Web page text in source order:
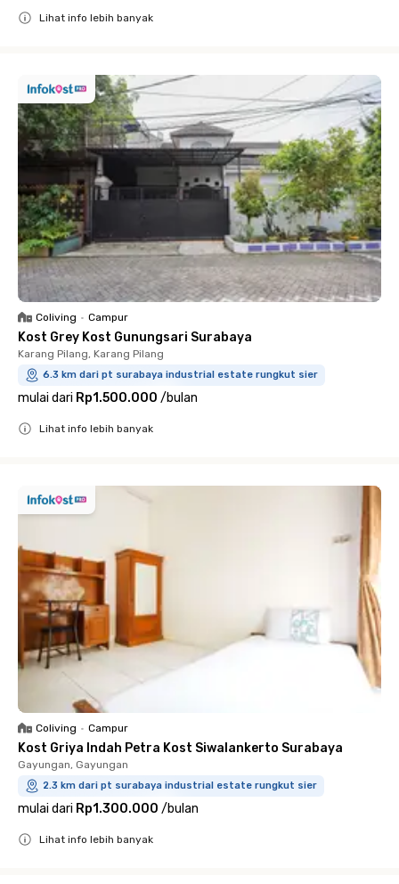
Lihat info lebih banyak
Coliving • Campur
Kost Grey Kost Gunungsari Surabaya
Karang Pilang, Karang Pilang
6.3 km dari pt surabaya industrial estate rungkut sier
mulai dari Rp1.500.000 /bulan
Lihat info lebih banyak
Coliving • Campur
Kost Griya Indah Petra Kost Siwalankerto Surabaya
Gayungan, Gayungan
2.3 km dari pt surabaya industrial estate rungkut sier
mulai dari Rp1.300.000 /bulan
Lihat info lebih banyak